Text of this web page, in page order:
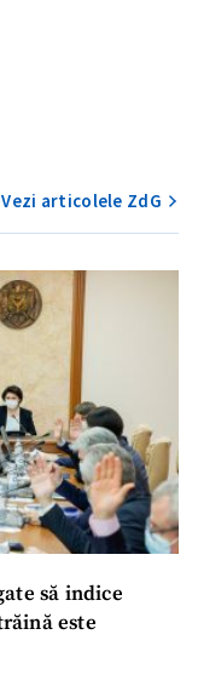
Vezi articolele ZdG
să indice
este